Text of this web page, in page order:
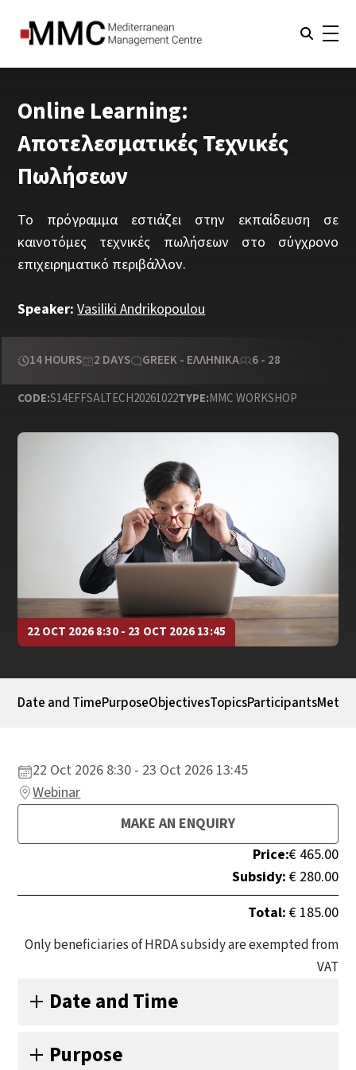
Online Learning:
Αποτελεσματικές Τεχνικές
Πωλήσεων
To πρόγραμμα εστιάζει στην εκπαίδευση σε
καινοτόμες τεχνικές πωλήσεων στο σύγχρονο
επιχειρηματικό περιβάλλον.
Speaker:Vasiliki Andrikopoulou
14 HOURS 2 DAYS GREEK - ΕΛΛΗΝΙΚΆ 6 - 28
CODE:S14EFFSALTECH20261022TYPE:MMC WORKSHOP
22 OCT 2026 8:30 - 23 OCT 2026 13:45
Date and TimePurposeObjectivesTopicsParticipants
Date and Time
Πέμπτη 22/10/2026 & Παρασκευή 23/10/2026,
Purpose
22 Oct 2026 8:30 - 23 Oct 2026 13:45
Webinar
MAKE AN ENQUIRY
Price:€ 465.00
Subsidy: € 280.00
Total: € 185.00
Only beneficiaries of HRDA subsidy are exempted from
VAT